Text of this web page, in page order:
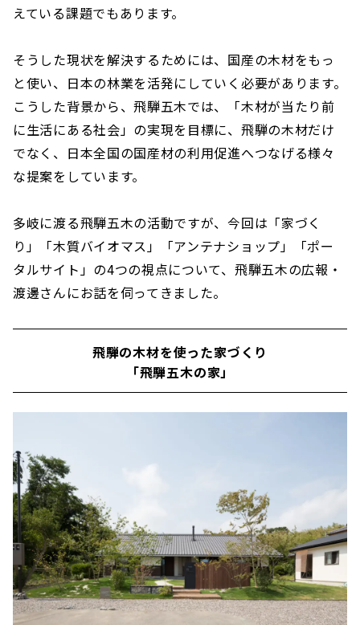
えている課題でもあります。
そうした現状を解決するためには、国産の木材をもっ
と使い、日本の林業を活発にしていく必要があります。
こうした背景から、飛騨五木では、「木材が当たり前
に生活にある社会」の実現を目標に、飛騨の木材だけ
でなく、日本全国の国産材の利用促進へつなげる様々
な提案をしています。
多岐に渡る飛騨五木の活動ですが、今回は「家づく
り」「木質バイオマス」「アンテナショップ」「ポー
タルサイト」の4つの視点について、飛騨五木の広報・
渡邊さんにお話を伺ってきました。
飛騨の木材を使った家づくり
「飛騨五木の家」